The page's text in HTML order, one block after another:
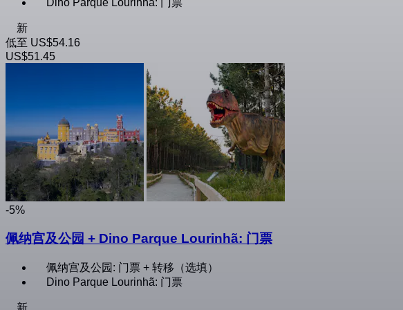
Dino Parque Lourinhã: 门票
新
低至 US$54.16
US$51.45
-5%
佩纳宫及公园 + Dino Parque Lourinhã: 门票
佩纳宫及公园: 门票 + 转移（选填）
Dino Parque Lourinhã: 门票
新